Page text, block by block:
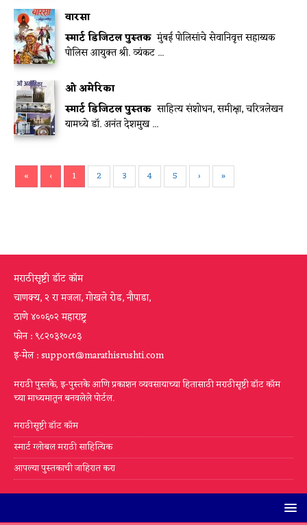
वारसा
स्मार्ट डिजिटल पुस्तक मुंबई पोलिसांचे सेवानिवृत्त सहाय्यक
पोलिस आयुक्त श्री. व्यंकट ...
ओ अमेरिका
स्मार्ट डिजिटल पुस्तक साहित्य संशोधन, समीक्षा, चरित्रलेखन
यामध्ये डॉ. अनंत देशमुख ...
« ‹ 1 2 3 4 5 › »
मराठीसृष्टी डॉट कॉम
चाणक्य, २ रा मजला, गोखले रोड, नौपाडा,
ठाणे ४००६०२ महाराष्ट्र
फोन : ९८२०३१०८०३
इ-मेल : support@marathisrushti.com
मराठी पुस्तके, इ-पुस्तके आणि प्रकाशन व्यवसायाच्या हितासाठी मराठीसृष्टी डॉट कॉम
च्या माध्यमातून बनवलेले पोर्टल.
मराठीसृष्टी डॉट कॉम
स्मार्ट ग्लोबल मराठी साहित्यिक
आपल्या पुस्तकाची जाहिरात करा